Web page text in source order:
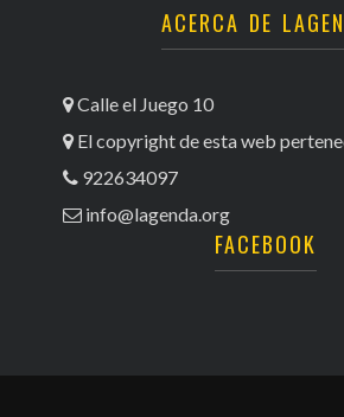
ACERCA DE
Calle el Juego 10
El copyright de esta web
922634097
info@lagenda.org
FACEBOOK